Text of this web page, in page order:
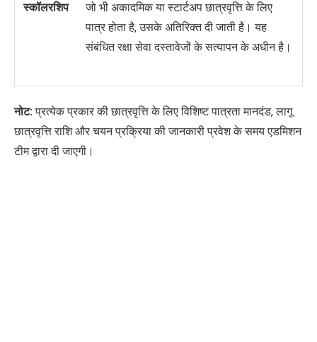
स्कॉलरशिप
जो भी अकादमिक या स्टार्टअप छात्रवृत्ति के लिए
पात्र होता है, उसके अतिरिक्त दी जाती है। यह
संबंधित रक्षा सेवा दस्तावेजों के सत्यापन के अधीन है।
नोट:प्रत्येक प्रकार की छात्रवृत्ति के लिए विशिष्ट पात्रता मानदंड, लागू
छात्रवृत्ति राशि और चयन प्रक्रिया की जानकारी प्रवेश के समय एडमिशन
टीम द्वारा दी जाएगी।